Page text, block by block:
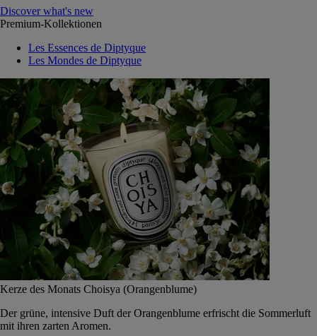
Discover what's new
Premium-Kollektionen
Les Essences de Diptyque
Les Mondes de Diptyque
Kerze des Monats Choisya (Orangenblume)
Der grüne, intensive Duft der Orangenblume erfrischt die Sommerluft
mit ihren zarten Aromen.